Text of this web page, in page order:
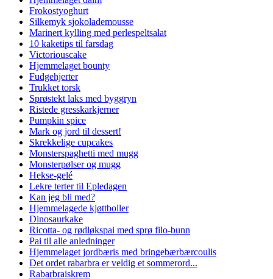
Frokostyoghurt
Silkemyk sjokolademousse
Marinert kylling med perlespeltsalat
10 kaketips til farsdag
Victoriouscake
Hjemmelaget bounty
Fudgehjerter
Trukket torsk
Sprøstekt laks med byggryn
Ristede gresskarkjerner
Pumpkin spice
Mark og jord til dessert!
Skrekkelige cupcakes
Monsterspaghetti med mugg
Monsterpølser og mugg
Hekse-gelé
Lekre terter til Epledagen
Kan jeg bli med?
Hjemmelagede kjøttboller
Dinosaurkake
Ricotta- og rødløkspai med sprø filo-bunn
Pai til alle anledninger
Hjemmelaget jordbæris med bringebærbærcoulis
Det ordet rabarbra er veldig et sommerord...
Rabarbraiskrem